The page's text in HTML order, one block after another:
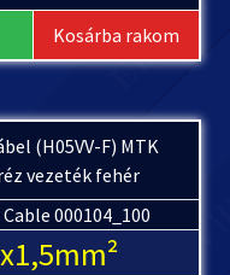
Kosárba rakom
(H05VV-F) MTK
vezeték fehér
000104_100